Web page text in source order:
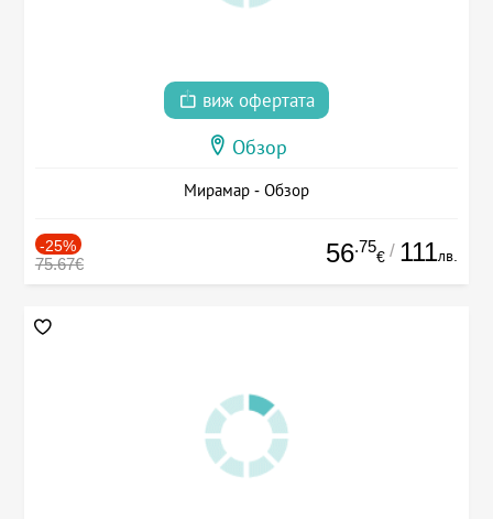
виж офертата
Обзор
Мирамар - Обзор
-25%
75.67€ 56.75
€ / 111лв.